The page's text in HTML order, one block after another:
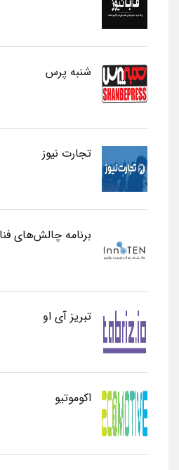
شنبه پرس
تجارت نیوز
برنامه چالش‌های
تبریز آی او
اکوموتیو